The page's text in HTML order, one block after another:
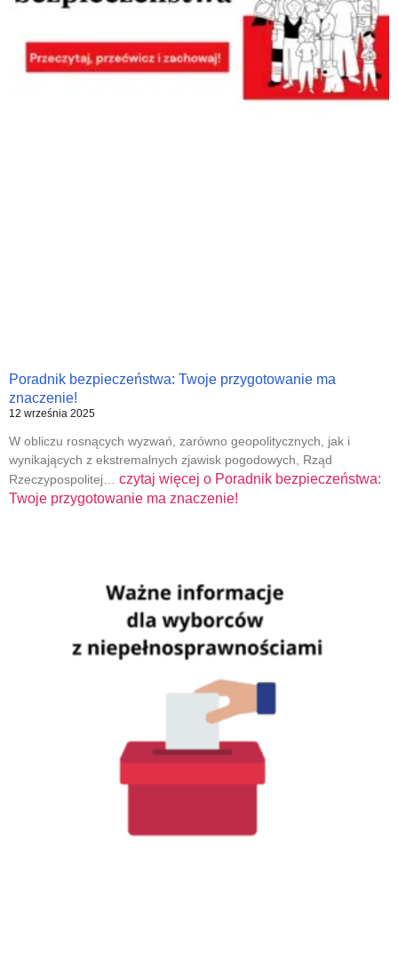
Poradnik bezpieczeństwa: Twoje przygotowanie ma
znaczenie!
12 września 2025
W obliczu rosnących wyzwań, zarówno geopolitycznych, jak i
wynikających z ekstremalnych zjawisk pogodowych, Rząd
Rzeczypospolitej… czytaj więcej o Poradnik bezpieczeństwa:
Twoje przygotowanie ma znaczenie!